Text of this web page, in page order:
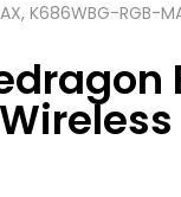
K686WBG-RGB-